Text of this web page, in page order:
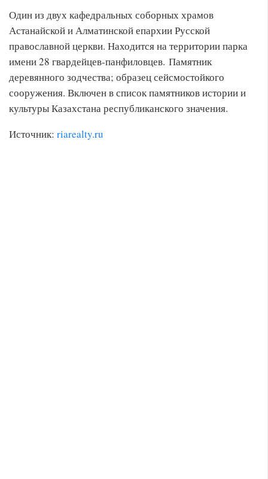
Один из двух кафедральных соборных храмов
Астанайской и Алматинской епархии Русской
православной церкви. Находится на территории парка
имени 28 гвардейцев-панфиловцев. Памятник
деревянного зодчества; образец сейсмостойкого
сооружения. Включен в список памятников истории и
культуры Казахстана республиканского значения.
Источник: riarealty.ru